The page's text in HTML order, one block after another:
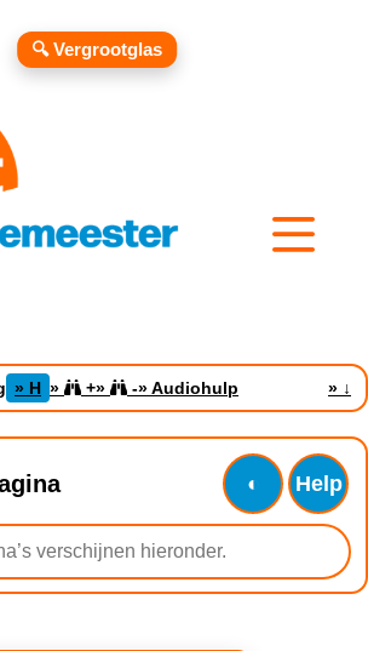
» H » +» -» Audiohulp » ↓
◐ Help
🔍 Vergrootglas